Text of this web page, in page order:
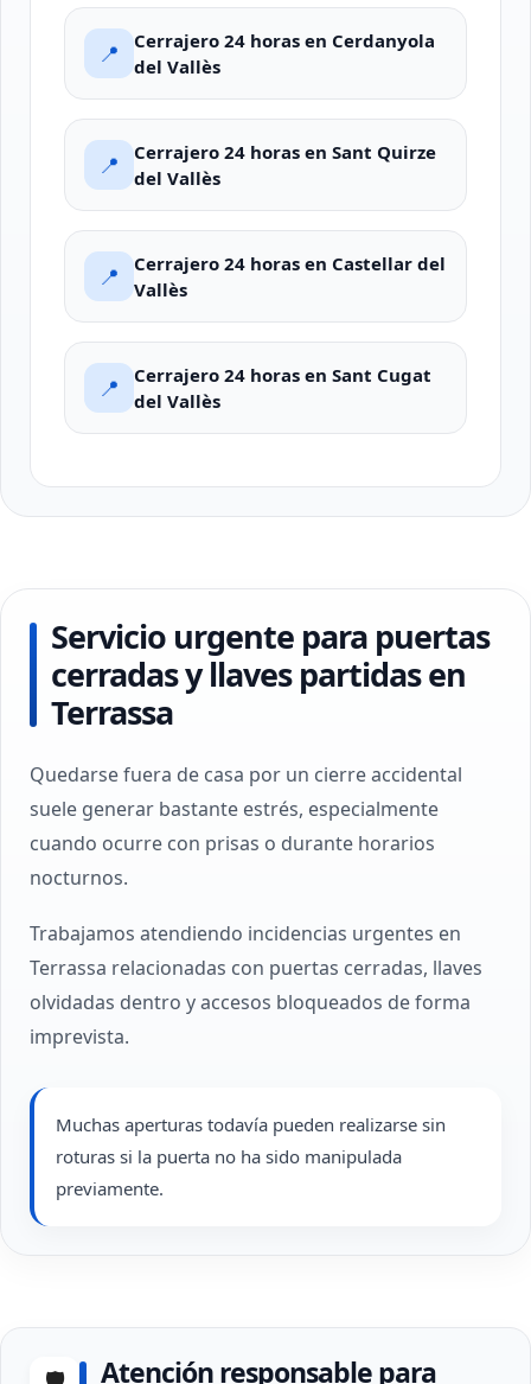
📍
Cerrajero 24 horas en Cerdanyola
del Vallès
📍
Cerrajero 24 horas en Sant Quirze
del Vallès
📍
Cerrajero 24 horas en Castellar del
Vallès
📍
Cerrajero 24 horas en Sant Cugat
del Vallès
Servicio urgente para puertas
cerradas y llaves partidas en
Terrassa
Quedarse fuera de casa por un cierre accidental
suele generar bastante estrés, especialmente
cuando ocurre con prisas o durante horarios
nocturnos.
Trabajamos atendiendo incidencias urgentes en
Terrassa relacionadas con puertas cerradas, llaves
olvidadas dentro y accesos bloqueados de forma
imprevista.
Muchas aperturas todavía pueden realizarse sin
roturas si la puerta no ha sido manipulada
previamente.
Atención responsable para